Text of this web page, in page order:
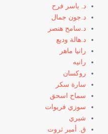
د. ياسر فرح
د.جون جمال
د.سامح هنصر
د.هالة وديع
رانيا ماهر
رانيه
روكسان
سارة سكر
سماح اسحق
سوزي فريوات
شيري
ق. أمير ثروت